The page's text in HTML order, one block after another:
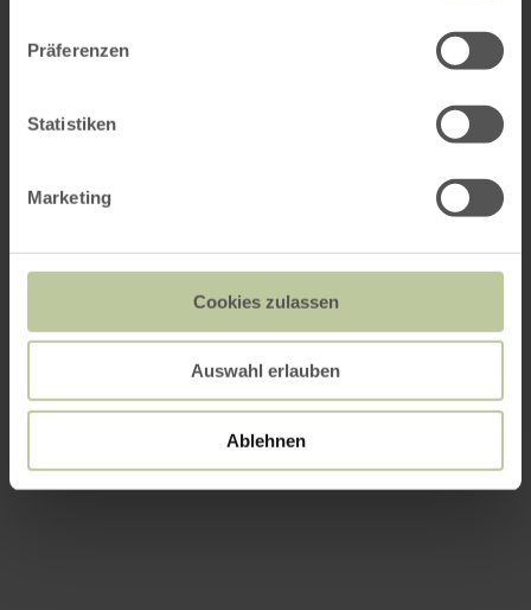
Präferenzen
Statistiken
Marketing
Cookies zulassen
Auswahl erlauben
Ablehnen